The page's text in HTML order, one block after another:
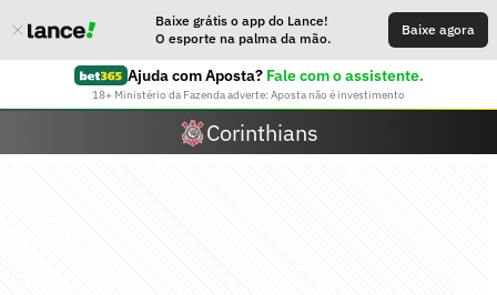
Baixe grátis o app do Lance!
O esporte na palma da mão.
Baixe agora
Ajuda com Aposta? Fale com o assistente.
18+ Ministério da Fazenda adverte: Aposta não é investimento
Corinthians